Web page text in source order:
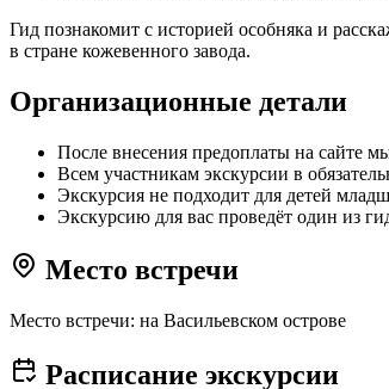
Гид познакомит с историей особняка и
в стране кожевенного завода.
Организационные детали
После внесения предоплаты на сайте
Всем участникам экскурсии в
Экскурсия не подходит для детей
Экскурсию для вас проведёт один из
Место встречи
Место встречи: на Васильевском острове
Расписание экскурсии